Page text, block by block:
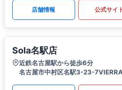
店舗情報 公式サイ
Sola名駅店
近鉄名古屋駅から徒歩6分
名古屋市中村区名駅3-23-